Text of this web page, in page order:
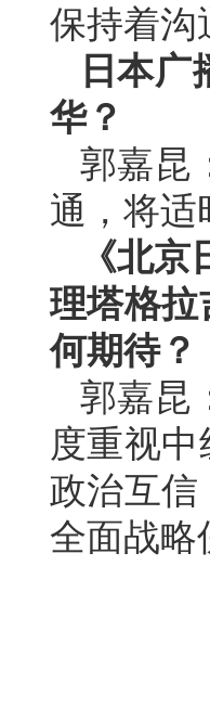
保持着沟
日本
华？
郭嘉昆
通，将适
《北
理塔格拉
何期待？
郭嘉昆
度重视
政治互
全面战略